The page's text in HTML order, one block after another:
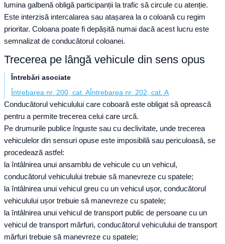
lumina galbenă obligă participanții la trafic să circule cu atenție.
Este interzisă intercalarea sau atașarea la o coloană cu regim
prioritar. Coloana poate fi depășită numai dacă acest lucru este
semnalizat de conducătorul coloanei.
Trecerea pe lângă vehicule din sens opus
Întrebări asociate
Întrebarea nr. 200, cat. AÎntrebarea nr. 202, cat. A
Conducătorul vehiculului care coboară este obligat să oprească
pentru a permite trecerea celui care urcă.
Pe drumurile publice înguste sau cu declivitate, unde trecerea
vehiculelor din sensuri opuse este imposibilă sau periculoasă, se
procedează astfel:
la întâlnirea unui ansamblu de vehicule cu un vehicul,
conducătorul vehiculului trebuie să manevreze cu spatele;
la întâlnirea unui vehicul greu cu un vehicul ușor, conducătorul
vehiculului ușor trebuie să manevreze cu spatele;
la întâlnirea unui vehicul de transport public de persoane cu un
vehicul de transport mărfuri, conducătorul vehiculului de transport
mărfuri trebuie să manevreze cu spatele;